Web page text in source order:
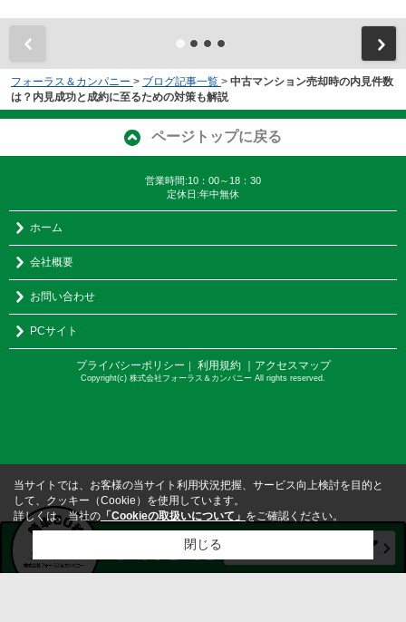
フォーラス＆カンパニー > ブログ記事一覧 > 中古マンション売却時の内見件数
は？内見成功と成約に至るための対策も解説
ページトップに戻る
営業時間:10：00～18：30
定休日:年中無休
ホーム
会社概要
お問い合わせ
PCサイト
プライバシーポリシー 利用規約 ｜アクセスマップ
Copyright(c) 株式会社フォーラス＆カンパニー All rights reserved.
当サイトでは、お客様の当サイト利用状況把握、サービス向上検討を目的と
して、クッキー（Cookie）を使用しています。
詳しくは、当社の 「Cookieの取扱いについて」 をご確認ください。
閉じる